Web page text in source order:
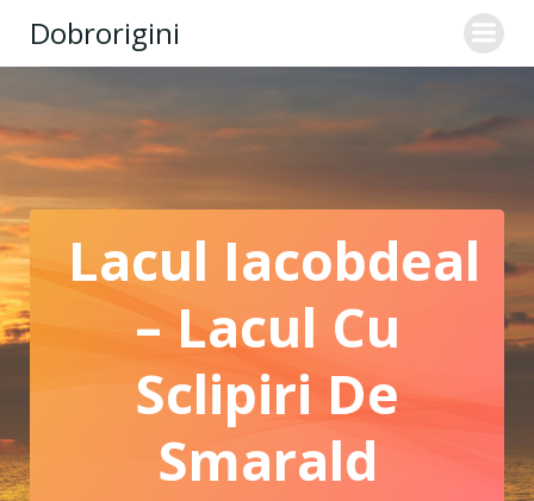
content
Dobrorigini
Lacul Iacobdeal
– Lacul Cu
Sclipiri De
Smarald